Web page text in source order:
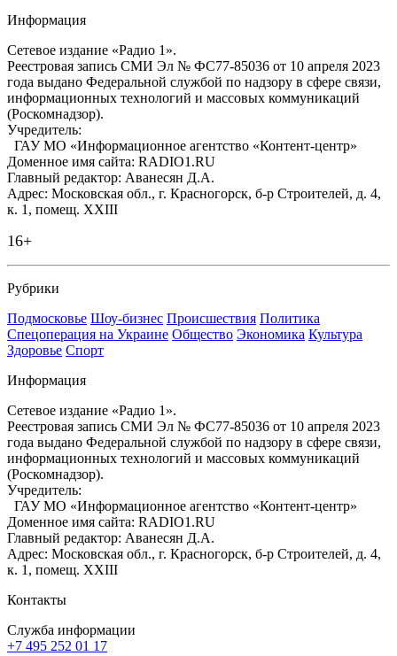
Информация
Сетевое издание «Радио 1».
Реестровая запись СМИ Эл № ФС77-85036 от 10 апреля 2023
года выдано Федеральной службой по надзору в сфере связи,
информационных технологий и массовых коммуникаций
(Роскомнадзор).
Учредитель:
ГАУ МО «Информационное агентство «Контент-центр»
Доменное имя сайта: RADIO1.RU
Главный редактор: Аванесян Д.А.
Адрес: Московская обл., г. Красногорск, б-р Строителей, д. 4,
к. 1, помещ. XXIII
16+
Рубрики
Подмосковье Шоу-бизнес Происшествия Политика
Спецоперация на Украине Общество Экономика Культура
Здоровье Спорт
Информация
Сетевое издание «Радио 1».
Реестровая запись СМИ Эл № ФС77-85036 от 10 апреля 2023
года выдано Федеральной службой по надзору в сфере связи,
информационных технологий и массовых коммуникаций
(Роскомнадзор).
Учредитель:
ГАУ МО «Информационное агентство «Контент-центр»
Доменное имя сайта: RADIO1.RU
Главный редактор: Аванесян Д.А.
Адрес: Московская обл., г. Красногорск, б-р Строителей, д. 4,
к. 1, помещ. XXIII
Контакты
Служба информации
+7 495 252 01 17